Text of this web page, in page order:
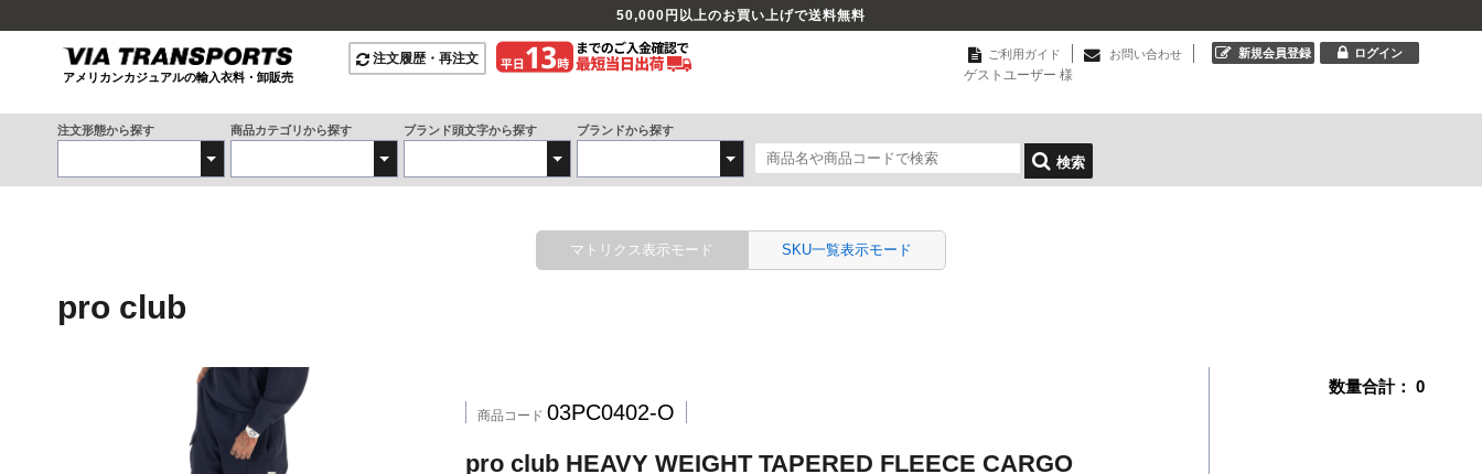
50,000 円以上のお買い上げで送料無料
アメリカンカジュアルの輸入衣料・卸販売
注文履歴・再注文 ご利用ガイド お問い合わせ 新規会員登録 ログイン
ゲストユーザー 様
注文形態から探す 商品カテゴリから探す ブランド頭文字から探す ブランドから探す
検索
マトリクス表示モード SKU一覧表示モード
pro club
商品コード 03PC0402-O
pro club HEAVY WEIGHT TAPERED FLEECE CARGO
数量合計： 0